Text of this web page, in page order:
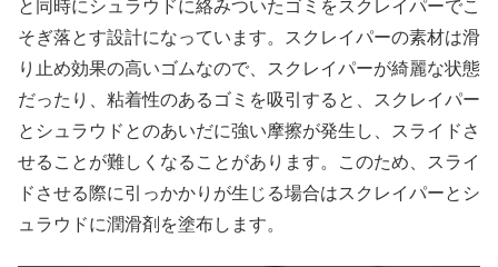
と同時にシュラウドに絡みついたゴミをスクレイパーでこ
そぎ落とす設計になっています。スクレイパーの素材は滑
り止め効果の高いゴムなので、スクレイパーが綺麗な状態
だったり、粘着性のあるゴミを吸引すると、スクレイパー
とシュラウドとのあいだに強い摩擦が発生し、スライドさ
せることが難しくなることがあります。このため、スライ
ドさせる際に引っかかりが生じる場合はスクレイパーとシ
ュラウドに潤滑剤を塗布します。